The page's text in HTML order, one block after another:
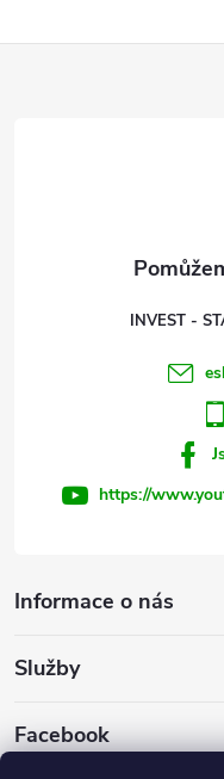
Informace o nás
Služby
Facebook
INVEST -
https://